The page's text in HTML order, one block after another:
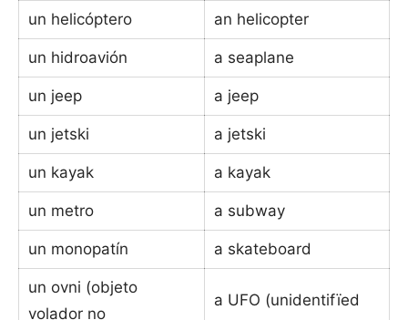
un helicóptero an helicopter
un hidroavión a seaplane
un jeep a jeep
un jetski a jetski
un kayak a kayak
un metro a subway
un monopatín a skateboard
un ovni (objeto
volador no
a UFO (unidentifïed